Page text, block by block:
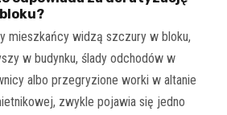
mieszkańcy widzą szczury w bloku,
w budynku, ślady odchodów w
albo przegryzione worki w altanie
zwykle pojawia się jedno